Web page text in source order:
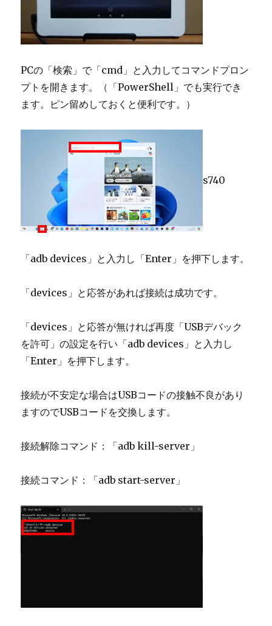
PCの「検索」で「cmd」と入力してコマンドプロン
プトを開きます。（「PowerShell」でも実行でき
ます。ピン留めしておくと便利です。）
s740
「adb devices」と入力し「Enter」を押下します。
「devices」と応答があれば接続は成功です。
「devices」と応答が無ければ再度「USBデバック
を許可」の設定を行い「adb devices」と入力し
「Enter」を押下します。
接続が不安定な場合はUSBコードの接触不良があり
ますのでUSBコードを交換します。
接続解除コマンド：「adb kill-server」
接続コマンド：「adb start-server」